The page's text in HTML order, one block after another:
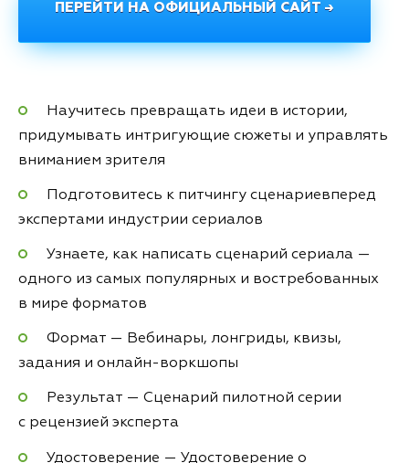
ПЕРЕЙТИ НА ОФИЦИАЛЬНЫЙ САЙТ →
Научитесь превращать идеи в истории,
придумывать интригующие сюжеты и управлять
вниманием зрителя
Подготовитесь к питчингу сценариевперед
экспертами индустрии сериалов
Узнаете, как написать сценарий сериала —
одного из самых популярных и востребованных
в мире форматов
Формат — Вебинары, лонгриды, квизы,
задания и онлайн-воркшопы
Результат — Сценарий пилотной серии
с рецензией эксперта
Удостоверение — Удостоверение о